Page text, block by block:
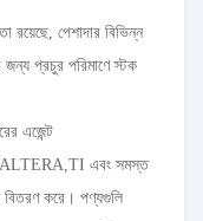
রয়েছে, পেশাদার বিভিন্ন
জন্য প্রচুর পরিমাণে স্টক
এজেন্ট
এবং সমস্ত
বিতরণ করে। পণ্যগুলি